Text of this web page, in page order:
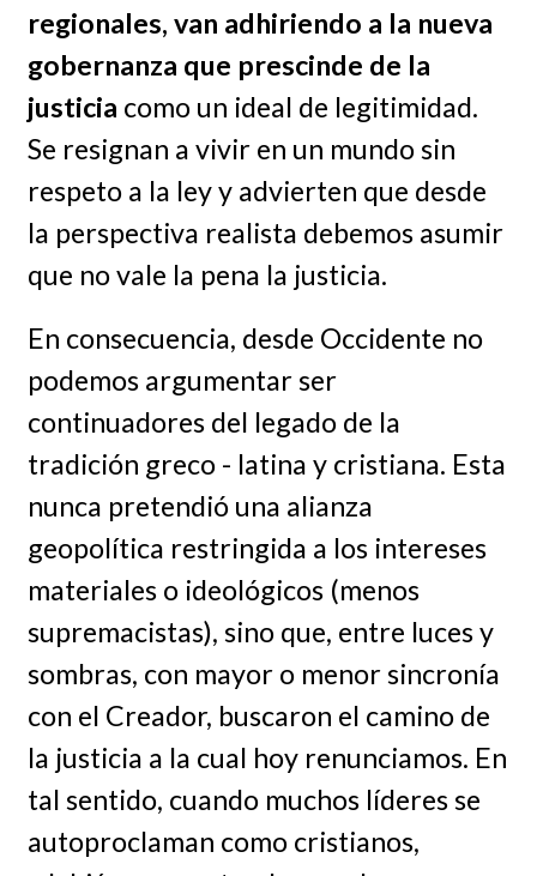
regionales, van adhiriendo a la nueva
gobernanza que prescinde de la
justicia como un ideal de legitimidad.
Se resignan a vivir en un mundo sin
respeto a la ley y advierten que desde
la perspectiva realista debemos asumir
que no vale la pena la justicia.
En consecuencia, desde Occidente no
podemos argumentar ser
continuadores del legado de la
tradición greco - latina y cristiana. Esta
nunca pretendió una alianza
geopolítica restringida a los intereses
materiales o ideológicos (menos
supremacistas), sino que, entre luces y
sombras, con mayor o menor sincronía
con el Creador, buscaron el camino de
la justicia a la cual hoy renunciamos. En
tal sentido, cuando muchos líderes se
autoproclaman como cristianos,